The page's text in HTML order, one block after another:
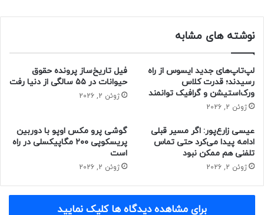
این مجموعه دستورالعمل‌ها به پردازنده‌ها امکان می‌دهد وظایف
پیچیده را به شکل بهینه‌تری پردازش کند و در نتیجه عملکرد
تک‌هسته‌ای را به‌میزان قابل‌ توجهی بهبود دهد.
نوشته های مشابه
لپ‌تاپ‌های جدید ایسوس از راه
رسیدند؛ قدرت کلاس
ورک‌استیشن و گرافیک توانمند
ژوئن 2, 2026
فیل تاریخ‌ساز پرونده حقوق
حیوانات در ۵۵ سالگی از دنیا رفت
ژوئن 2, 2026
عیسی زارع‌پور: اگر مسیر قبلی
ادامه پیدا می‌کرد حتی تماس
تلفنی هم ممکن نبود
ژوئن 2, 2026
گوشی پرو مکس اوپو با دوربین
پریسکوپی ۲۰۰ مگاپیکسلی در راه
است
ژوئن 2, 2026
برای مشاهده دیدگاه ها کلیک نمایید